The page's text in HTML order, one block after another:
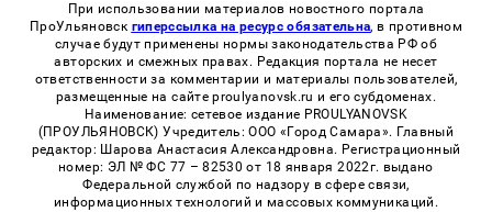
При использовании материалов новостного портала
ПроУльяновск гиперссылка на ресурс обязательна, в противном
случае будут применены нормы законодательства РФ об
авторских и смежных правах. Редакция портала не несет
ответственности за комментарии и материалы пользователей,
размещенные на сайте proulyanovsk.ru и его субдоменах.
Наименование: сетевое издание PROULYANOVSK
(ПРОУЛЬЯНОВСК) Учредитель: ООО «Город Самара». Главный
редактор: Шарова Анастасия Александровна. Регистрационный
номер: ЭЛ № ФС 77 – 82530 от 18 января 2022г. выдано
Федеральной службой по надзору в сфере связи,
информационных технологий и массовых коммуникаций.